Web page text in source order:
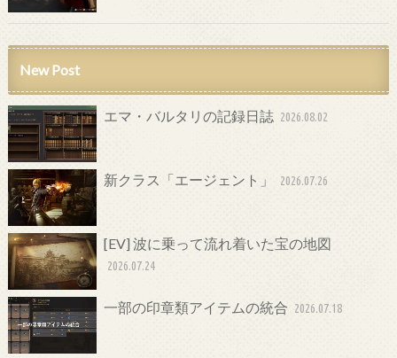
New Post
エマ・バルタリの記録日誌 2026.08.02
新クラス「エージェント」 2026.07.26
[EV] 波に乗って流れ着いた宝の地図
2026.07.24
一部の印章類アイテムの統合 2026.07.18